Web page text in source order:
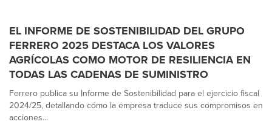
EL INFORME DE SOSTENIBILIDAD DEL GRUPO
FERRERO 2025 DESTACA LOS VALORES
AGRÍCOLAS COMO MOTOR DE RESILIENCIA EN
TODAS LAS CADENAS DE SUMINISTRO
Ferrero publica su Informe de Sostenibilidad para el ejercicio fiscal
2024/25, detallando cómo la empresa traduce sus compromisos en
acciones...